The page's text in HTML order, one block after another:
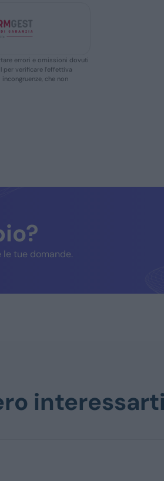
errori e omissioni dovuti
verificare l’effettiva
che non
tue domande.